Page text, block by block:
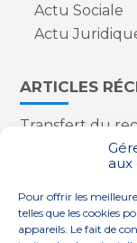
aux
Pour offrir les
telles que les cookies
appareils. Le fait de
Actu Sociale
Actu
ARTICLES
Transfert du
l’Urssaf : des
Appareils
Contrôle de la
Industriels : le